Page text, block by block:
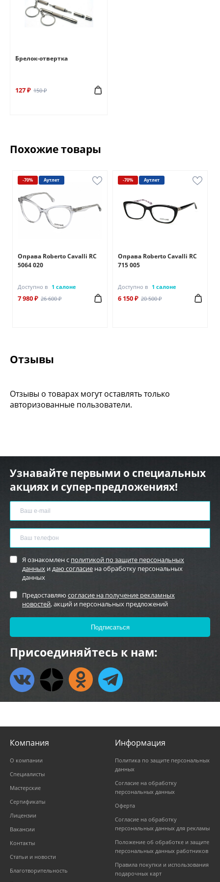
Брелок-отвертка
127 ₽ 150 ₽
Похожие товары
-70% Аутлет
Оправа Roberto Cavalli RC
5064 020
Доступно в 1 салоне
7 980 ₽ 26 600 ₽
-70% Аутлет
Оправа Roberto Cavalli RC
715 005
Доступно в 1 салоне
6 150 ₽ 20 500 ₽
Отзывы
Отзывы о товарах могут оставлять только
авторизованные пользователи.
Узнавайте первыми о специальных
акциях и супер-предложениях!
Я ознакомлен с политикой по защите персональных
данных идаю согласие на обработку персональных
данных
Предоставляю согласие на получение рекламных
новостей, акций и персональных предложений
Присоединяйтесь к нам:
Компания
О компании
Специалисты
Мастерские
Сертификаты
Лицензии
Вакансии
Контакты
Статьи и новости
Благотворительность
Информация
Политика по защите персональных
данных
Согласие на обработку
персональных данных
Оферта
Согласие на обработку
персональных данных для рекламы
Положение об обработке и защите
персональных данных работников
Правила покупки и использования
подарочных карт